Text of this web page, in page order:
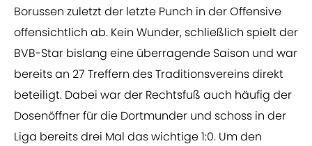
Borussen zuletzt der letzte Punch in der Offensive
offensichtlich ab. Kein Wunder, schließlich spielt der
BVB-Star bislang eine überragende Saison und war
bereits an 27 Treffern des Traditionsvereins direkt
beteiligt. Dabei war der Rechtsfuß auch häufig der
Dosenöffner für die Dortmunder und schoss in der
Liga bereits drei Mal das wichtige 1:0. Um den